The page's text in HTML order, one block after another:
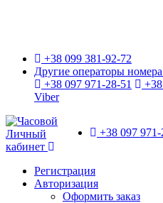
+38 099 381-92-72
Другие операторы
+38 097 971-28-51
Viber
+38 097 971-
Личный
кабинет
Регистрация
Авторизация
Оформить заказ